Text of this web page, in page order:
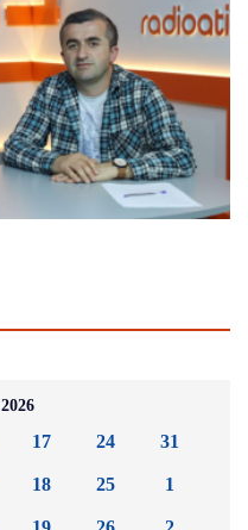
17
18
24
25
31
1